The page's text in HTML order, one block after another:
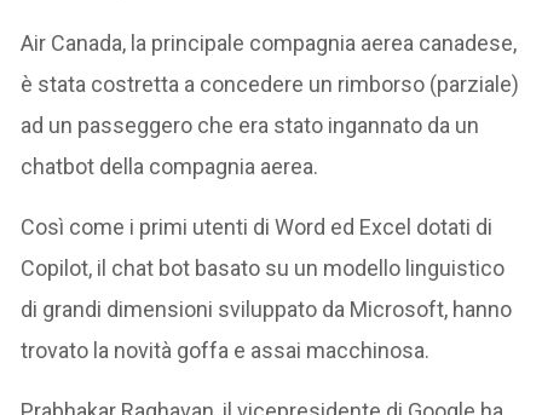
Air Canada, la principale compagnia aerea canadese,
è stata costretta a concedere un rimborso (parziale)
ad un passeggero che era stato ingannato da un
chatbot della compagnia aerea.
Così come i primi utenti di Word ed Excel dotati di
Copilot, il chat bot basato su un modello linguistico
di grandi dimensioni sviluppato da Microsoft, hanno
trovato la novità goffa e assai macchinosa.